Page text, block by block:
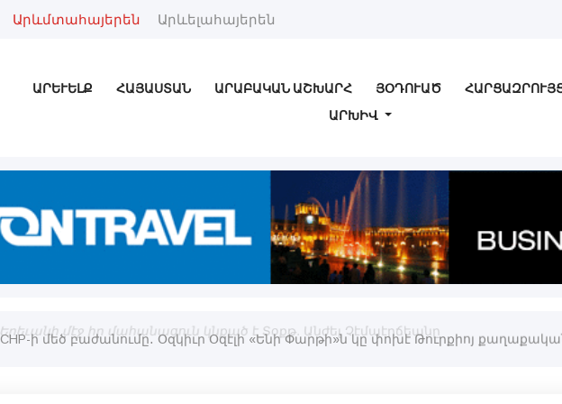
Արևմտահայերեն Արևելահայերեն
ԱՐԵՒԵԼՔ ՀԱՅԱՍՏԱՆ ԱՐԱԲԱԿԱՆ ԱՇԽԱՐՀ ՅՕԴՈՒԱԾ
ԱՐԽԻՎ
Երեւանի մէջ իր մահանացուն կնքած է Տօքթ. Անժել Չէմպէրճեանը